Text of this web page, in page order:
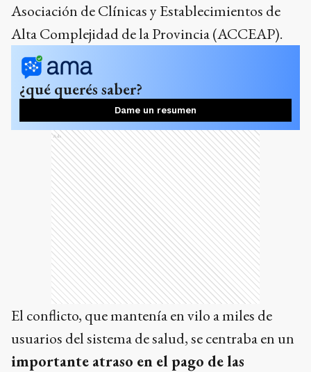
Asociación de Clínicas y Establecimientos de
Alta Complejidad de la Provincia (ACCEAP).
¿qué querés saber?
Dame un resumen
Ads
El conflicto, que mantenía en vilo a miles de
usuarios del sistema de salud, se centraba en un
importante atraso en el pago de las